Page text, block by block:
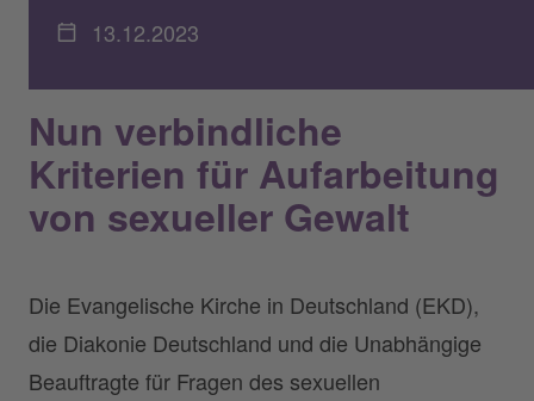
13.12.2023
Nun verbindliche
Kriterien für Aufarbeitung
von sexueller Gewalt
Die Evangelische Kirche in Deutschland (EKD),
die Diakonie Deutschland und die Unabhängige
Beauftragte für Fragen des sexuellen